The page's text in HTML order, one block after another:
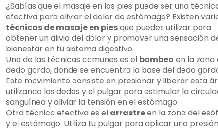
¿Sabías que el masaje en los pies puede ser una
efectiva para aliviar el dolor de estómago? Existen
técnicas de masaje en piesque puedes utilizar para
obtener un alivio del dolor y promover una sensación
bienestar en tu sistema digestivo.
Una de las técnicas comunes es el bombeo en la zona
dedo gordo, donde se encuentra la base del dedo
Este movimiento consiste en presionar y liberar esta
utilizando los dedos y el pulgar para estimular la
sanguínea y aliviar la tensión en el estómago.
Otra técnica efectiva es el arrastreen la zona del
y el estómago. Utiliza tu pulgar para aplicar una presión